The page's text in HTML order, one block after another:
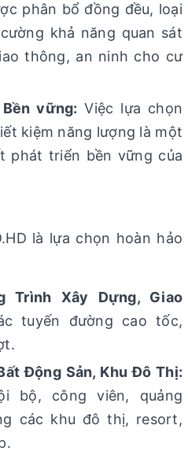
phân bổ đồng đều, loại
khả năng quan sát
thông, an ninh cho cư
vững: Việc lựa chọn
kiệm năng lượng là một
phát triển bền vững của
là lựa chọn hoàn hảo
Trình Xây Dựng, Giao
tuyến đường cao tốc,
Động Sản, Khu Đô Thị:
bộ, công viên, quảng
các khu đô thị, resort,